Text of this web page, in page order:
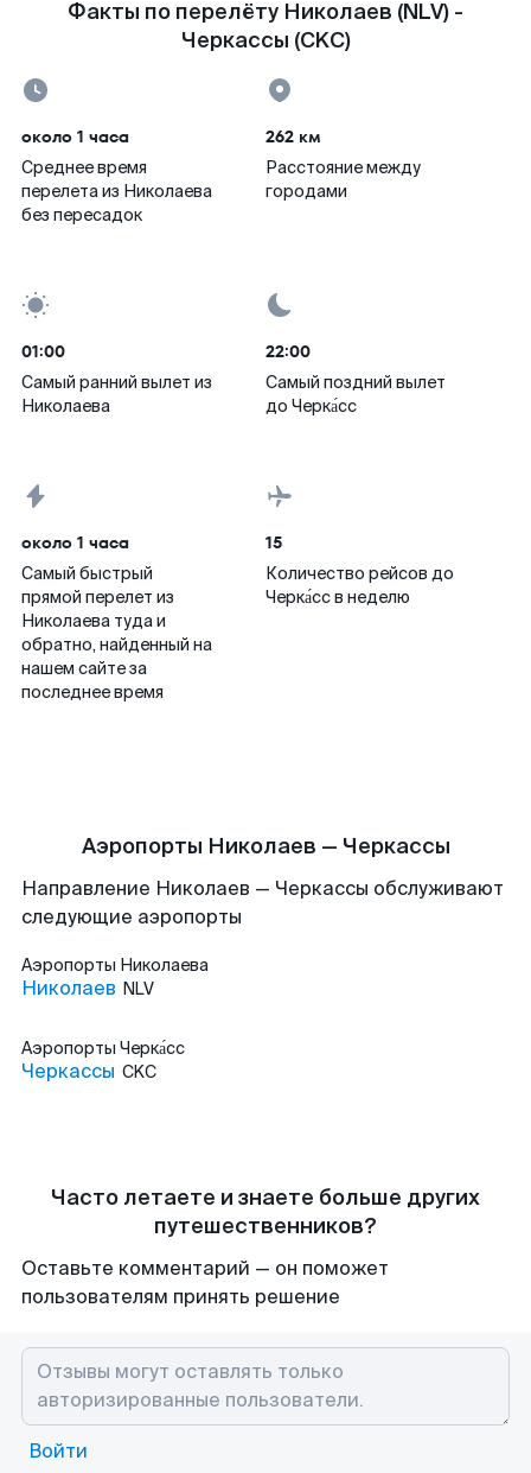
Факты по перелёту Николаев (NLV) -
Черкассы (CKC)
около 1 часа
Среднее время
перелета из Николаева
без пересадок
262 км
Расстояние между
городами
01:00
Самый ранний вылет из
Николаева
22:00
Самый поздний вылет
до Черка́сс
около 1 часа
Самый быстрый
прямой перелет из
Николаева туда и
обратно, найденный на
нашем сайте за
последнее время
15
Количество рейсов до
Черка́сс в неделю
Аэропорты Николаев — Черкассы
Направление Николаев — Черкассы обслуживают
следующие аэропорты
Аэропорты Николаева
Николаев NLV
Аэропорты Черка́сс
Черкассы CKC
Часто летаете и знаете больше других
путешественников?
Оставьте комментарий — он поможет
пользователям принять решение
Войти